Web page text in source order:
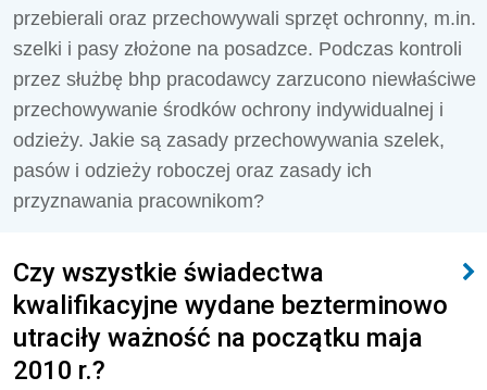
przebierali oraz przechowywali sprzęt ochronny, m.in.
szelki i pasy złożone na posadzce. Podczas kontroli
przez służbę bhp pracodawcy zarzucono niewłaściwe
przechowywanie środków ochrony indywidualnej i
odzieży. Jakie są zasady przechowywania szelek,
pasów i odzieży roboczej oraz zasady ich
przyznawania pracownikom?
Czy wszystkie świadectwa
kwalifikacyjne wydane bezterminowo
utraciły ważność na początku maja
2010 r.?